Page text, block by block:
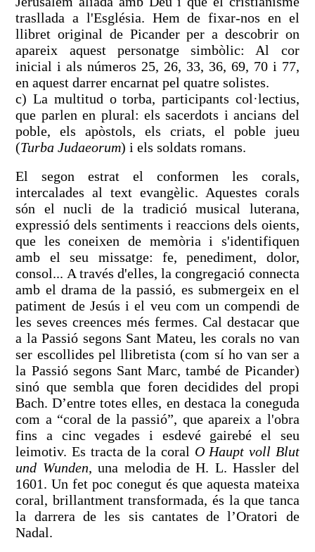
trasllada a l'Església. Hem de fixar-nos en el
llibret original de Picander per a descobrir on
apareix aquest personatge simbòlic: Al cor
inicial i als números 25, 26, 33, 36, 69, 70 i 77,
en aquest darrer encarnat pel quatre solistes.
c) La multitud o torba, participants col·lectius,
que parlen en plural: els sacerdots i ancians del
poble, els apòstols, els criats, el poble jueu
(Turba Judaeorum) i els soldats romans.
El segon estrat el conformen les corals,
intercalades al text evangèlic. Aquestes corals
són el nucli de la tradició musical luterana,
expressió dels sentiments i reaccions dels oients,
que les coneixen de memòria i s'identifiquen
amb el seu missatge: fe, penediment, dolor,
consol... A través d'elles, la congregació connecta
amb el drama de la passió, es submergeix en el
patiment de Jesús i el veu com un compendi de
les seves creences més fermes. Cal destacar que
a la Passió segons Sant Mateu, les corals no van
ser escollides pel llibretista (com sí ho van ser a
la Passió segons Sant Marc, també de Picander)
sinó que sembla que foren decidides del propi
Bach. D’entre totes elles, en destaca la coneguda
com a “coral de la passió”, que apareix a l'obra
fins a cinc vegades i esdevé gairebé el seu
leimotiv. Es tracta de la coral O Haupt voll Blut
und Wunden, una melodia de H. L. Hassler del
1601. Un fet poc conegut és que aquesta mateixa
coral, brillantment transformada, és la que tanca
la darrera de les sis cantates de l’Oratori de
Nadal.